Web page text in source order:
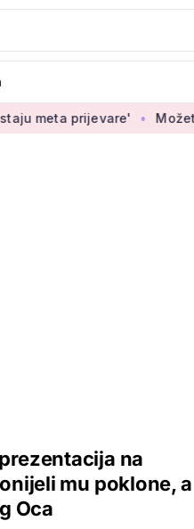
prijevare' Možete glasati
na
mu poklone, a
Oca